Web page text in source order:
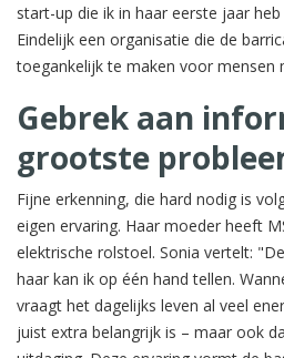
start-up die ik in haar eerste jaar
Eindelijk een organisatie die de
toegankelijk te maken voor mensen
Gebrek aan
grootste
Fijne erkenning, die hard nodig is
eigen ervaring. Haar moeder heeft
elektrische rolstoel. Sonia vertelt:
haar kan ik op één hand tellen.
vraagt het dagelijks leven al veel
juist extra belangrijk is – maar ook